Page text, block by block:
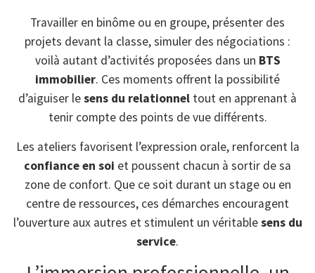
Travailler en binôme ou en groupe, présenter des
projets devant la classe, simuler des négociations :
voilà autant d’activités proposées dans un BTS
immobilier. Ces moments offrent la possibilité
d’aiguiser lesens du relationnel tout en apprenant à
tenir compte des points de vue différents.
Les ateliers favorisent l’expression orale, renforcent la
confiance en soi et poussent chacun à sortir de sa
zone de confort. Que ce soit durant un stage ou en
centre de ressources, ces démarches encouragent
l’ouverture aux autres et stimulent un véritablesens du
service.